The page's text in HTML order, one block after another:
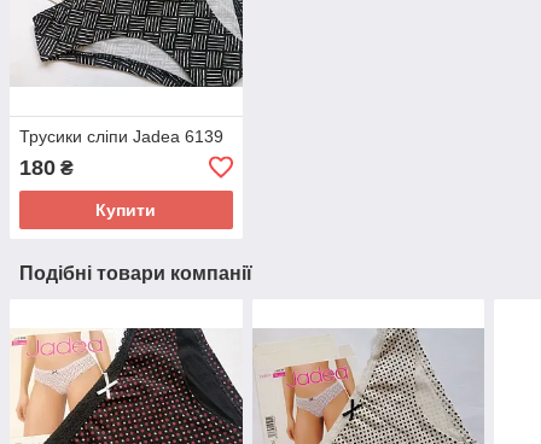
Трусики сліпи Jadea 6139
180 ₴
Купити
Подібні товари компанії